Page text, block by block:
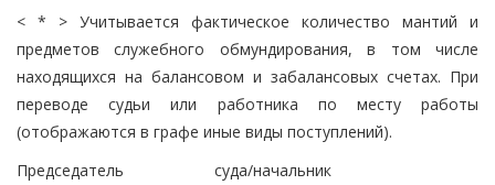
< * > Учитывается фактическое количество мантий и
предметов служебного обмундирования, в том числе
находящихся на балансовом и забалансовых счетах. При
переводе судьи или работника по месту работы
(отображаются в графе иные виды поступлений).
Председатель суда/начальник